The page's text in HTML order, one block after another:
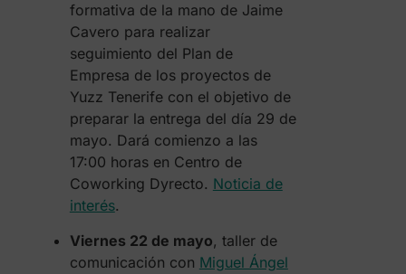
formativa de la mano de Jaime
Cavero para realizar
seguimiento del Plan de
Empresa de los proyectos de
Yuzz Tenerife con el objetivo de
preparar la entrega del día 29 de
mayo. Dará comienzo a las
17:00 horas en Centro de
Coworking Dyrecto. Noticia de
interés.
Viernes 22 de mayo, taller de
comunicación con Miguel Ángel